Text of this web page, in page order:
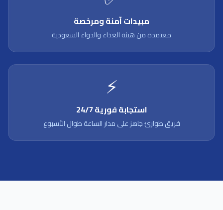
مبيدات آمنة ومرخصة
معتمدة من هيئة الغذاء والدواء السعودية
⚡
استجابة فورية 24/7
فريق طوارئ جاهز على مدار الساعة طوال الأسبوع